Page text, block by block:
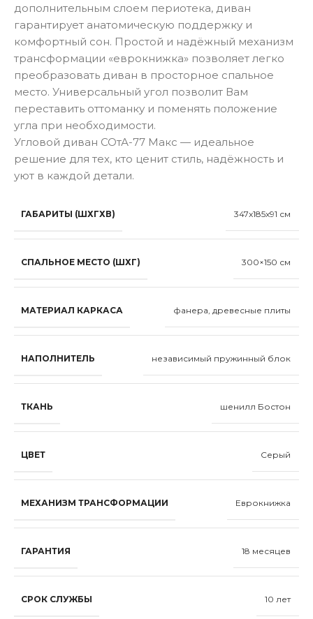
дополнительным слоем периотека, диван
гарантирует анатомическую поддержку и
комфортный сон. Простой и надёжный механизм
трансформации «еврокнижка» позволяет легко
преобразовать диван в просторное спальное
место.​ Универсальный угол позволит Вам
переставить оттоманку и поменять положение
угла при необходимости.
Угловой диван СОтА-77 Макс — идеальное
решение для тех, кто ценит стиль, надёжность и
уют в каждой детали.
ГАБАРИТЫ (ШХГХВ) 347x185x91 см
СПАЛЬНОЕ МЕСТО (ШХГ) 300×150 см
МАТЕРИАЛ КАРКАСА фанера, древесные плиты
НАПОЛНИТЕЛЬ независимый пружинный блок
ТКАНЬ шенилл Бостон
ЦВЕТ Серый
МЕХАНИЗМ ТРАНСФОРМАЦИИ Еврокнижка
ГАРАНТИЯ 18 месяцев
СРОК СЛУЖБЫ 10 лет